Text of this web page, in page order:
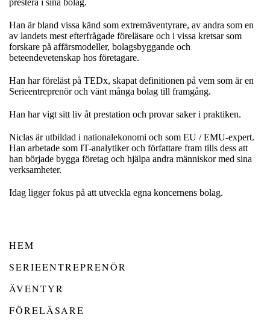
prestera i sina bolag.
Han är bland vissa känd som extremäventyrare, av andra som en
av landets mest efterfrågade föreläsare och i vissa kretsar som
forskare på affärsmodeller, bolagsbyggande och
beteendevetenskap hos företagare.
Han har föreläst på TEDx, skapat definitionen på vem som är en
Serieentreprenör och vänt många bolag till framgång.
Han har vigt sitt liv åt prestation och provar saker i praktiken.
Niclas är utbildad i nationalekonomi och som EU / EMU-expert.
Han arbetade som IT-analytiker och författare fram tills dess att
han började bygga företag och hjälpa andra människor med sina
verksamheter.
Idag ligger fokus på att utveckla egna koncernens bolag.
HEM
SERIEENTREPRENÖR
ÄVENTYR
FÖRELÄSARE